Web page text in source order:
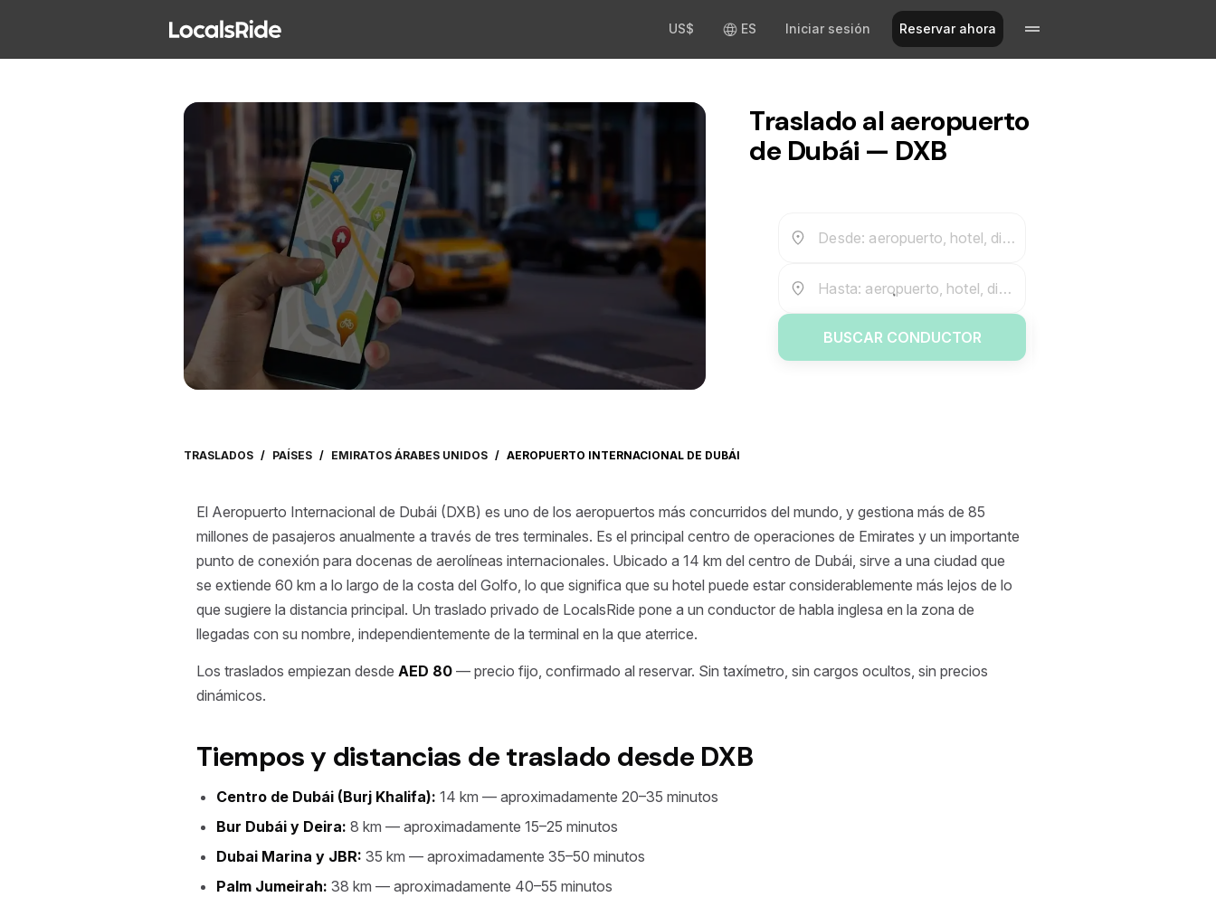
US$ ES Iniciar sesión Reservar ahora
Traslado al aeropuerto
de Dubái — DXB
Desde: aeropuerto, hotel, dirección
Hasta: aeropuerto, hotel, dirección
BUSCAR CONDUCTOR
TRASLADOS / PAÍSES / EMIRATOS ÁRABES UNIDOS / AEROPUERTO INTERNACIONAL DE DUBÁI
El Aeropuerto Internacional de Dubái (DXB) es uno de los aeropuertos más concurridos del mundo, y gestiona más de 85
millones de pasajeros anualmente a través de tres terminales. Es el principal centro de operaciones de Emirates y un importante
punto de conexión para docenas de aerolíneas internacionales. Ubicado a 14 km del centro de Dubái, sirve a una ciudad que
se extiende 60 km a lo largo de la costa del Golfo, lo que significa que su hotel puede estar considerablemente más lejos de lo
que sugiere la distancia principal. Un traslado privado de LocalsRide pone a un conductor de habla inglesa en la zona de
llegadas con su nombre, independientemente de la terminal en la que aterrice.
Los traslados empiezan desde AED 80 — precio fijo, confirmado al reservar. Sin taxímetro, sin cargos ocultos, sin precios
dinámicos.
Tiempos y distancias de traslado desde DXB
Centro de Dubái (Burj Khalifa): 14 km — aproximadamente 20–35 minutos
Bur Dubái y Deira: 8 km — aproximadamente 15–25 minutos
Dubai Marina y JBR: 35 km — aproximadamente 35–50 minutos
Palm Jumeirah: 38 km — aproximadamente 40–55 minutos